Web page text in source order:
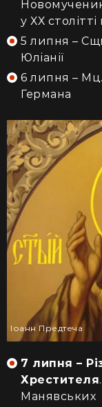
у ХХ
5 липня –
Юліанії
6 липня –
Германа
Іоанн Предтеча
7 липня –
Хрестителя
Манявських